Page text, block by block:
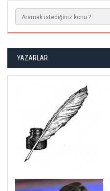
YAZARLAR